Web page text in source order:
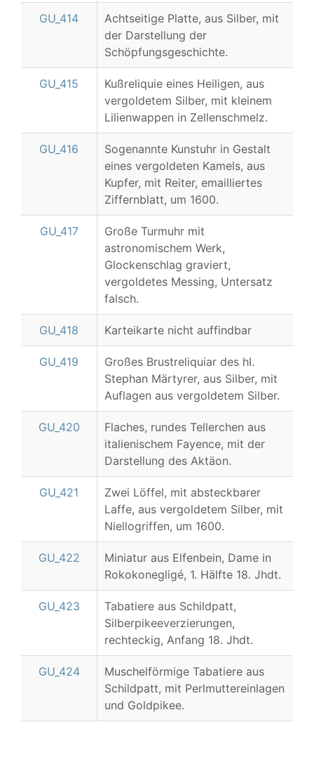
GU_414
Achtseitige Platte, aus Silber, mit
der Darstellung der
Schöpfungsgeschichte.
GU_415
Kußreliquie eines Heiligen, aus
vergoldetem Silber, mit kleinem
Lilienwappen in Zellenschmelz.
GU_416
Sogenannte Kunstuhr in Gestalt
eines vergoldeten Kamels, aus
Kupfer, mit Reiter, emailliertes
Ziffernblatt, um 1600.
GU_417
Große Turmuhr mit
astronomischem Werk,
Glockenschlag graviert,
vergoldetes Messing, Untersatz
falsch.
GU_418 Karteikarte nicht auffindbar
GU_419
Großes Brustreliquiar des hI.
Stephan Märtyrer, aus Silber, mit
Auflagen aus vergoldetem Silber.
GU_420
Flaches, rundes Tellerchen aus
italienischem Fayence, mit der
Darstellung des Aktäon.
GU_421
Zwei Löffel, mit absteckbarer
Laffe, aus vergoldetem Silber, mit
Niellogriffen, um 1600.
GU_422
Miniatur aus Elfenbein, Dame in
Rokokonegligé, 1. Hälfte 18. Jhdt.
GU_423
Tabatiere aus Schildpatt,
Silberpikeeverzierungen,
rechteckig, Anfang 18. Jhdt.
GU_424
Muschelförmige Tabatiere aus
Schildpatt, mit Perlmuttereinlagen
und Goldpikee.